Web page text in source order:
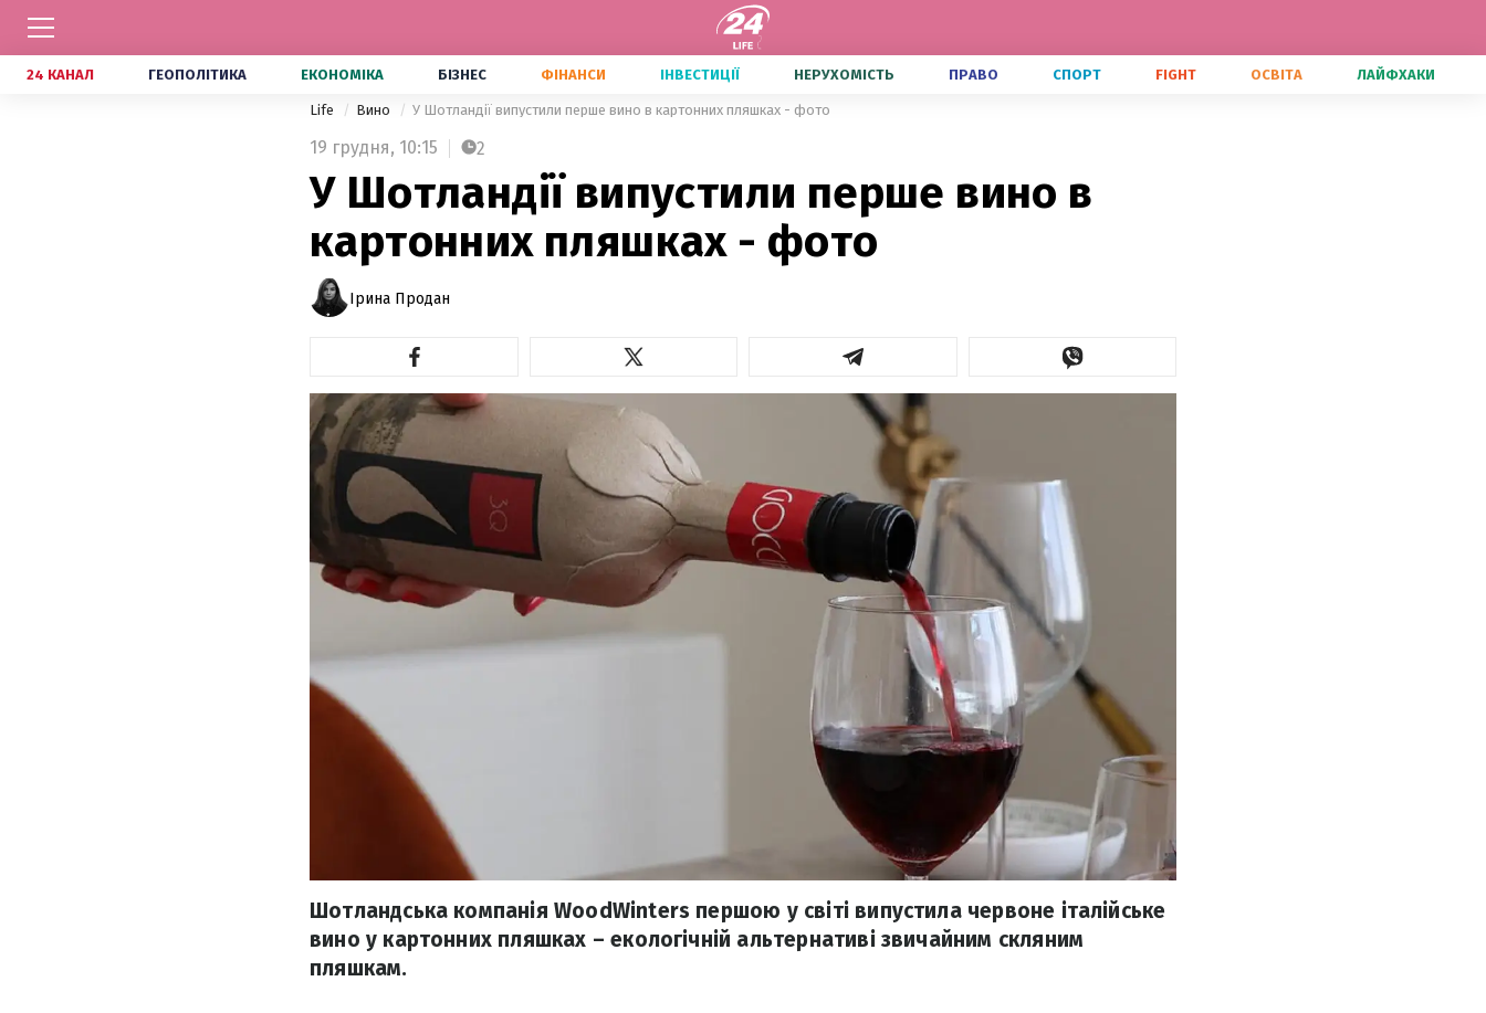
24 КАНАЛ ГЕОПОЛІТИКА ЕКОНОМІКА БІЗНЕС ФІНАНСИ ІНВЕСТИЦІЇ НЕРУХОМІСТЬ ПРАВО СПОРТ FIGHT ОСВІТА ЛАЙФХАКИ
Life Вино У Шотландії випустили перше вино в картонних пляшках - фото
19 грудня, 10:15 2
У Шотландії випустили перше вино в
картонних пляшках - фото
Ірина Продан
Шотландська компанія WoodWinters першою у світі випустила червоне італійське
вино у картонних пляшках – екологічній альтернативі звичайним скляним
пляшкам.